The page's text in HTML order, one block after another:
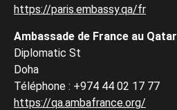
https://paris.embassy.qa/fr
Ambassade de France au Qatar
Diplomatic St
Doha
Téléphone : +974 44 02 17 77
https://qa.ambafrance.org/